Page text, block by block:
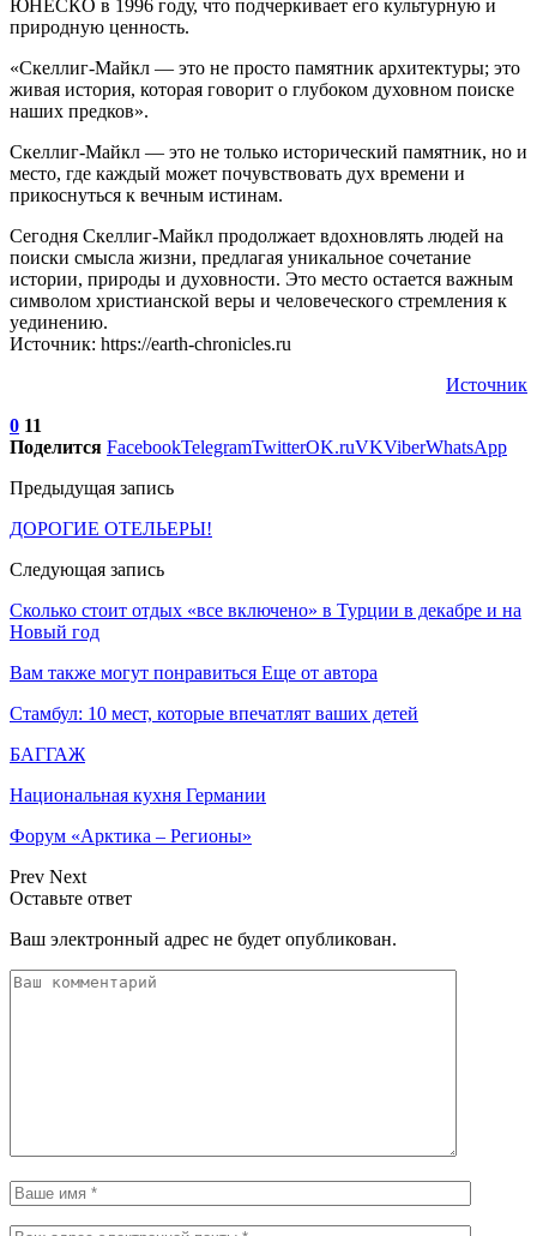
ЮНЕСКО в 1996 году, что подчеркивает его культурную и
природную ценность.
«Скеллиг-Майкл — это не просто памятник архитектуры; это
живая история, которая говорит о глубоком духовном поиске
наших предков».
Скеллиг-Майкл — это не только исторический памятник, но и
место, где каждый может почувствовать дух времени и
прикоснуться к вечным истинам.
Сегодня Скеллиг-Майкл продолжает вдохновлять людей на
поиски смысла жизни, предлагая уникальное сочетание
истории, природы и духовности. Это место остается важным
символом христианской веры и человеческого стремления к
уединению.
Источник: https://earth-chronicles.ru
Источник
0 11
Поделится FacebookTelegramTwitterOK.ruVKViberWhatsApp
Предыдущая запись
ДОРОГИЕ ОТЕЛЬЕРЫ!
Следующая запись
Сколько стоит отдых «все включено» в Турции в декабре и на
Новый год
Вам также могут понравиться Еще от автора
Стамбул: 10 мест, которые впечатлят ваших детей
БАГГАЖ
Национальная кухня Германии
Форум «Арктика – Регионы»
Prev Next
Оставьте ответ
Ваш электронный адрес не будет опубликован.